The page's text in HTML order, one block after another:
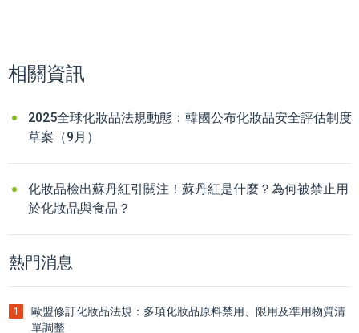
相關資訊
2025全球化妝品法規動態：韓國公布化妝品安全評估制度
草案（9月）
化妝品檢出蘇丹紅引關注！蘇丹紅是什麼？為何被禁止用
於化妝品與食品？
熱門消息
1
歐盟修訂化妝品法規：多項化妝品原料禁用、限用及準用物質清
單調整